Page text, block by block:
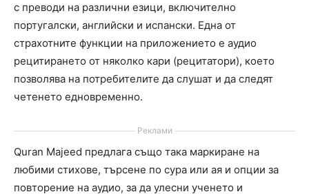
с преводи на различни езици, включително
португалски, английски и испански. Една от
страхотните функции на приложението е аудио
рецитирането от няколко кари (рецитатори), което
позволява на потребителите да слушат и да следят
четенето едновременно.
Реклами
Quran Majeed предлага също така маркиране на
любими стихове, търсене по сура или ая и опции за
повторение на аудио, за да улесни ученето и